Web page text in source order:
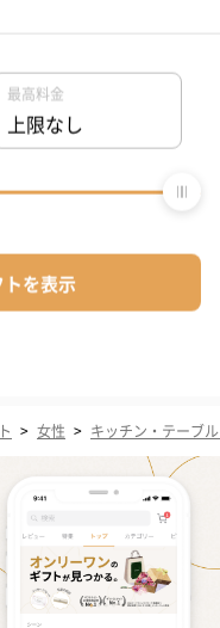
のサービスで探しやすさ満
祝いギフト（キッ
す。こだわりの商品を
にてご対応いたしま
> 女性 > キッチン・テーブ